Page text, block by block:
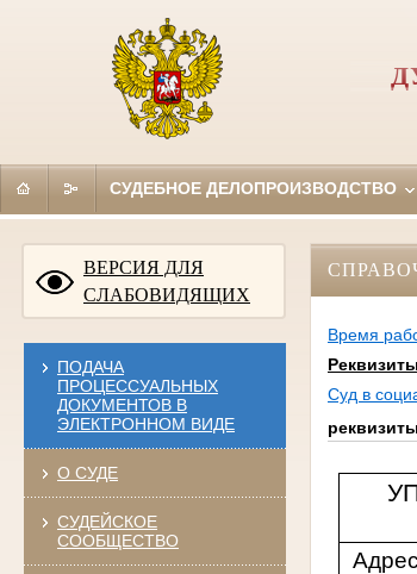
СУДЕБНОЕ ДЕЛОПРОИЗВОДСТВО
ВЕРСИЯ ДЛЯ
СЛАБОВИДЯЩИХ
ПОДАЧА
ПРОЦЕССУАЛЬНЫХ
ДОКУМЕНТОВ В
ЭЛЕКТРОННОМ ВИДЕ
О СУДЕ
СУДЕЙСКОЕ
СООБЩЕСТВО
Время
Суд в
реквизиты
Адрес